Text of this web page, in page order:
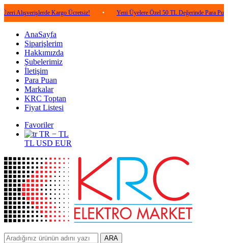
Kargo Ücretsiz! • Yeni Üyelere Özel 50 TL Değerinde Para Puan! •
AnaSayfa
Siparişlerim
Hakkımızda
Şubelerimiz
İletişim
Para Puan
Markalar
KRC Toptan
Fiyat Listesi
Favoriler
TR − TL
TL USD EUR
ARA